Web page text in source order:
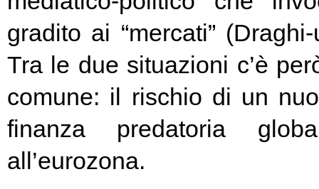
gradito ai “mercati”
Tra le due situazioni c’è
comune: il rischio di un
finanza predatoria
all’eurozona.